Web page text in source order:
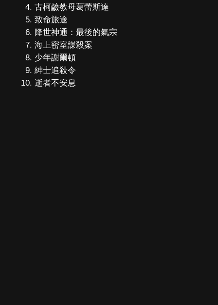
古柯鹼教母葛蕾斯達
致命旅途
降世神通：最後的氣宗
海上密室謀殺案
少年謝爾頓
紳士追殺令
逝者不安息